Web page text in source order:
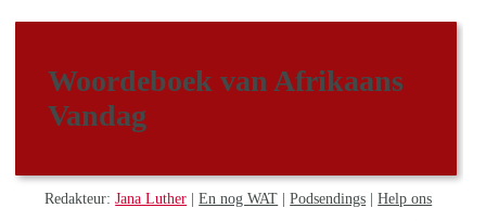
Woordeboek van Afrikaans
Vandag
Redakteur:Jana Luther |En nog WAT |Podsendings |Help ons